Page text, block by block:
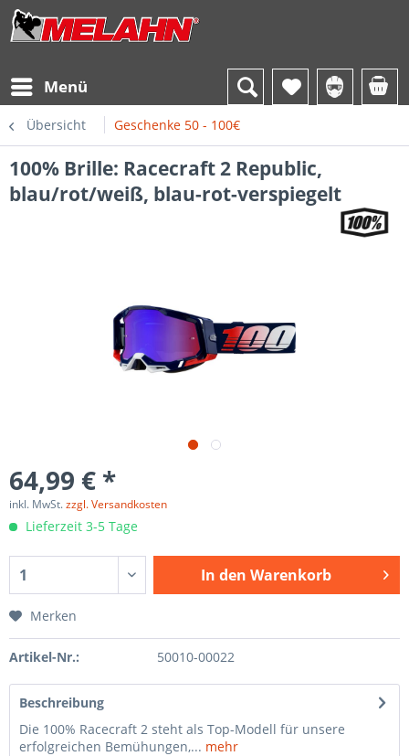
Menü
Übersicht Geschenke 50 - 100€
100% Brille: Racecraft 2 Republic,
blau/rot/weiß, blau-rot-verspiegelt
64,99 € *
inkl. MwSt.zzgl. Versandkosten
Lieferzeit 3-5 Tage
In den Warenkorb
Merken
Artikel-Nr.: 50010-00022
Beschreibung
Die 100% Racecraft 2 steht als Top-Modell für unsere
erfolgreichen Bemühungen,... mehr